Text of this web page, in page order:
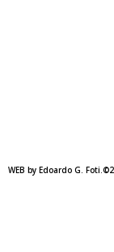
psicoanalista
un “involucro
creando un
WEB by Edoardo G.